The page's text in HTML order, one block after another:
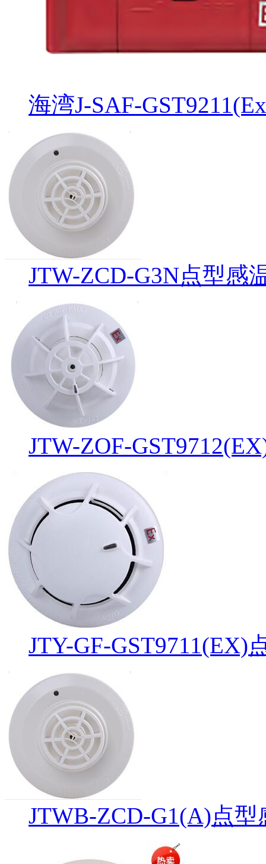
海湾J-SAF-
JTW-ZCD-G3N点型感
JTW-ZOF-
JTY-GF-
JTWB-ZCD-G1(A)点